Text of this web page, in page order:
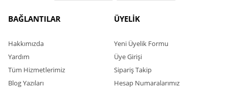
BAĞLANTILAR
Hakkımızda
Yardım
Tüm Hizmetlerimiz
Blog Yazıları
ÜYELİK
Yeni Üyelik Formu
Üye Girişi
Sipariş Takip
Hesap Numaralarımız